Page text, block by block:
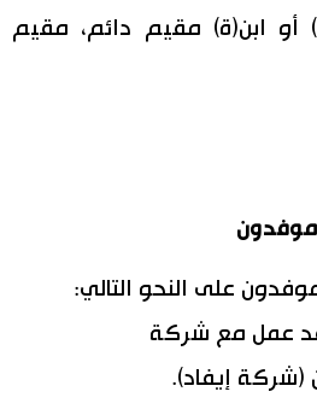
أو ابن(ة) مقيم دائم، مقيم
على النحو التالي:
عمل مع شركة
إيفاد).